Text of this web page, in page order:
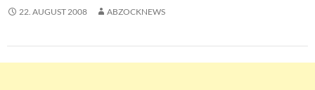
22. AUGUST 2008 ABZOCKNEWS